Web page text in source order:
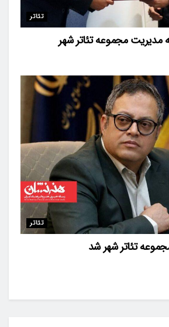
تئاتر
مدیریت مجموعه تئاتر شهر
تئاتر
تئاتر شهر شد